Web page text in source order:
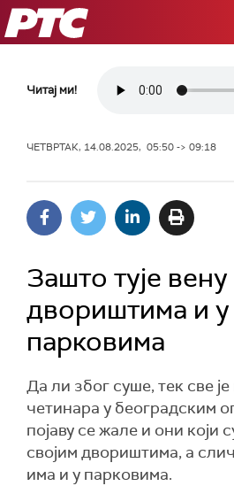
РТС
Читај ми!
ЧЕТВРТАК, 14.08.2025, 05:50 -> 09:18
Зашто тује вену
двориштима и у
парковима
Да ли због суше, тек све
четинара у београдским
појаву се жале и они који
својим двориштима, а
има и у парковима.